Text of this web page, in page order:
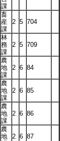
課
畜
産
課
2 5 704
林
務
課
2 5 709
農
地
課
2 6 84
農
地
課
2 6 85
農
地
課
2 6 86
農
地
2 6 87